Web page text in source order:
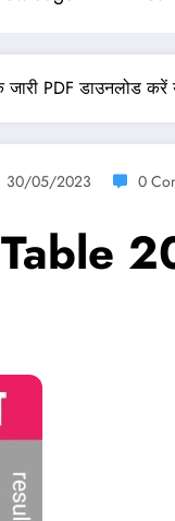
PDF डाउनलोड करें
30/05/2023 0